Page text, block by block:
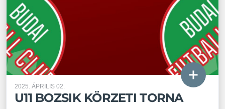
2025. ÁPRILIS 02.
U11 BOZSIK KÖRZETI TORNA